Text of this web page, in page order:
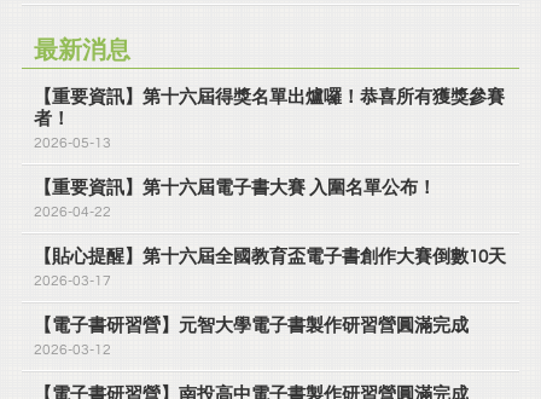
最新消息
【重要資訊】第十六屆得獎名單出爐囉！恭喜所有獲獎參賽
者！
2026-05-13
【重要資訊】第十六屆電子書大賽 入圍名單公布！
2026-04-22
【貼心提醒】第十六屆全國教育盃電子書創作大賽倒數10天
2026-03-17
【電子書研習營】元智大學電子書製作研習營圓滿完成
2026-03-12
【電子書研習營】南投高中電子書製作研習營圓滿完成